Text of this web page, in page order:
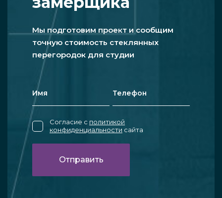
Мы подготовим проект и сообщим
точную стоимость стеклянных
перегородок для студии
Согласие с политикой
конфиденциальности сайта